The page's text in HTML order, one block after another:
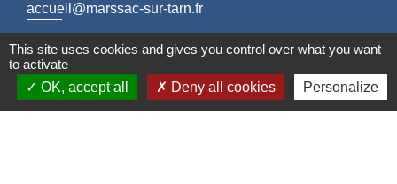
accueil@marssac-sur-tarn.fr
Lien vers les HORAIRES et CONTACTS
de chaque service
This site uses cookies and gives you control over what you want
to activate
OK, accept all
Deny all cookies Personalize